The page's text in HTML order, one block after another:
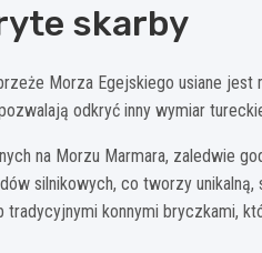
skarby
Morza Egejskiego usiane jest
odkryć inny wymiar
na Morzu Marmara, zaledwie
silnikowych, co tworzy
konnymi bryczkami,